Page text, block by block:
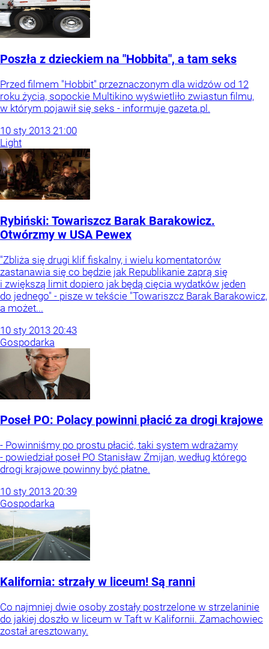
Poszła z dzieckiem na "Hobbita", a tam seks
Przed filmem "Hobbit" przeznaczonym dla widzów od 12
roku życia, sopockie Multikino wyświetliło zwiastun filmu,
w którym pojawił się seks - informuje gazeta.pl.
10 sty 2013 21:00
Light
Rybiński: Towariszcz Barak Barakowicz.
Otwórzmy w USA Pewex
"Zbliża się drugi klif fiskalny, i wielu komentatorów
zastanawia się co będzie jak Republikanie zaprą się
i zwiększą limit dopiero jak będą cięcia wydatków jeden
do jednego" - pisze w tekście "Towariszcz Barak Barakowicz,
a możet...
10 sty 2013 20:43
Gospodarka
Poseł PO: Polacy powinni płacić za drogi krajowe
- Powinniśmy po prostu płacić, taki system wdrażamy
- powiedział poseł PO Stanisław Żmijan, według którego
drogi krajowe powinny być płatne.
10 sty 2013 20:39
Gospodarka
Kalifornia: strzały w liceum! Są ranni
Co najmniej dwie osoby zostały postrzelone w strzelaninie
do jakiej doszło w liceum w Taft w Kalifornii. Zamachowiec
został aresztowany.